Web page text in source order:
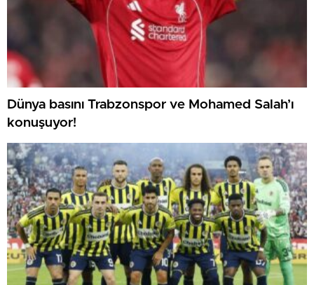
Dünya basını Trabzonspor ve Mohamed Salah’ı
konuşuyor!